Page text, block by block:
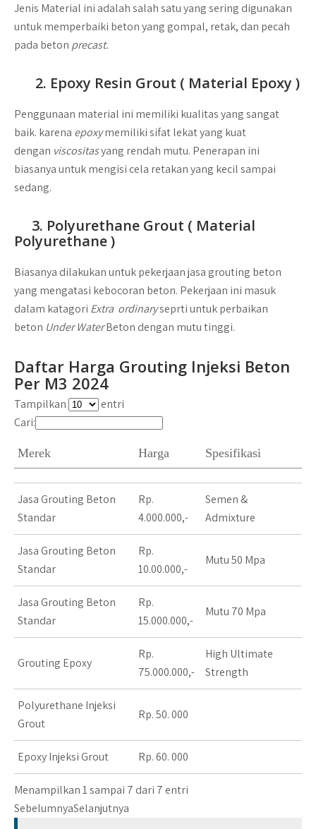
Jenis Material ini adalah salah satu yang sering digunakan
untuk memperbaiki beton yang gompal, retak, dan pecah
pada beton precast.
2. Epoxy Resin Grout ( Material Epoxy )
Penggunaan material ini memiliki kualitas yang sangat
baik. karena epoxymemiliki sifat lekat yang kuat
dengan viscositasyang rendah mutu. Penerapan ini
biasanya untuk mengisi cela retakan yang kecil sampai
sedang.
3. Polyurethane Grout ( Material
Polyurethane )
Biasanya dilakukan untuk pekerjaan jasa grouting beton
yang mengatasi kebocoran beton. Pekerjaan ini masuk
dalam katagori Extra ordinaryseprti untuk perbaikan
beton Under WaterBeton dengan mutu tinggi.
Daftar Harga Grouting Injeksi Beton
Per M3 2024
Tampilkan
entri
Cari:
Merek Harga Spesifikasi
Jasa Grouting Beton
Standar
Rp.
4.000.000,-
Semen &
Admixture
Jasa Grouting Beton
Standar
Rp.
10.00.000,-
Mutu 50 Mpa
Jasa Grouting Beton
Standar
Rp.
15.000.000,-
Mutu 70 Mpa
Grouting Epoxy
Rp.
75.000.000,-
High Ultimate
Strength
Polyurethane Injeksi
Grout
Rp. 50. 000
Epoxy Injeksi Grout Rp. 60. 000
Menampilkan 1 sampai 7 dari 7 entri
SebelumnyaSelanjutnya